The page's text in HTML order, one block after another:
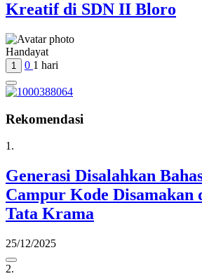
Kreatif di SDN II Bloro
Handayat
1 0 1 hari
Rekomendasi
1.
Generasi Disalahkan
Campur Kode Disamakan
Tata Krama
25/12/2025
2.